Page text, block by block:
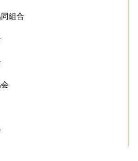
組合